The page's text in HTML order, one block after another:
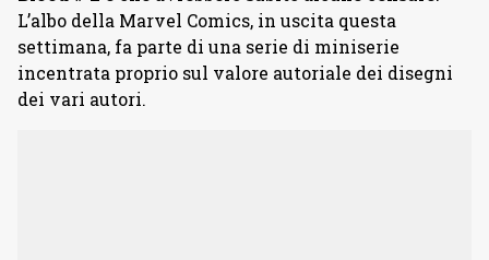
L’albo della Marvel Comics, in uscita questa
settimana, fa parte di una serie di miniserie
incentrata proprio sul valore autoriale dei disegni
dei vari autori.